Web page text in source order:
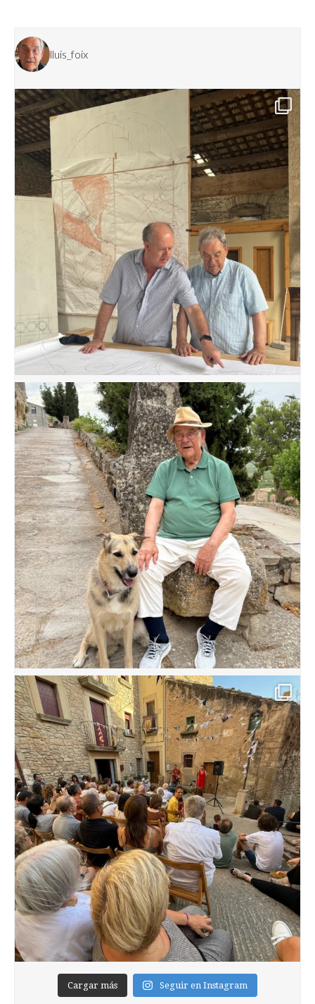
lluis_foix
Cargar más Seguir en Instagram